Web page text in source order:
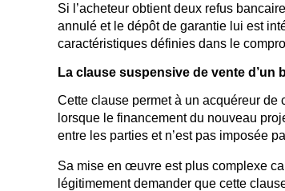
Si l’acheteur obtient deux refus
annulé et le dépôt de garantie lui est
caractéristiques définies dans le
La clause suspensive de vente d’un
Cette clause permet à un acquéreur de
lorsque le financement du nouveau
entre les parties et n’est pas imposée
Sa mise en œuvre est plus complexe
légitimement demander que cette